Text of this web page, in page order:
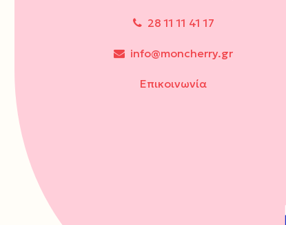
28 11 11 41 17
info@moncherry.gr
Επικοινωνία